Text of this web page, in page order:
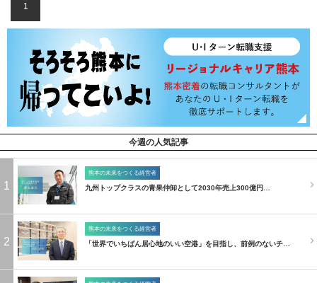
1
今週の人気記事
1
熊本の未来をつくる経営者
九州トップクラスの青果仲卸として2030年売上300億円…
2
熊本の未来をつくる経営者
「世界でいちばん居心地のいい空港」を目指し、前例のないチ…